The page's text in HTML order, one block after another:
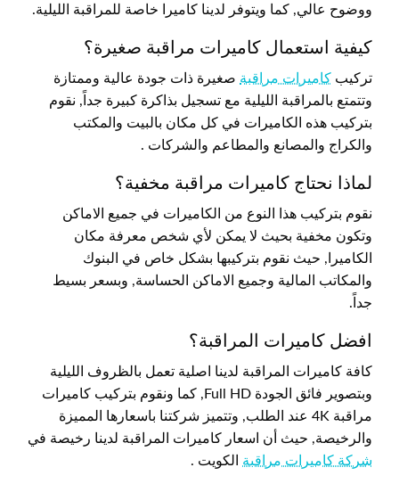
ووضوح عالي, كما ويتوفر لدينا كاميرا خاصة للمراقبة الليلية.
كيفية استعمال كاميرات مراقبة صغيرة؟
تركيب كاميرات مراقبة صغيرة ذات جودة عالية وممتازة
وتتمتع بالمراقبة الليلية مع تسجيل بذاكرة كبيرة جداً, نقوم
بتركيب هذه الكاميرات في كل مكان بالبيت والمكتب
والكراج والمصانع والمطاعم والشركات .
لماذا نحتاج كاميرات مراقبة مخفية؟
نقوم بتركيب هذا النوع من الكاميرات في جميع الاماكن
وتكون مخفية بحيث لا يمكن لأي شخص معرفة مكان
الكاميرا, حيث نقوم بتركيبها بشكل خاص في البنوك
والمكاتب المالية وجميع الاماكن الحساسة, وبسعر بسيط
جداً.
افضل كاميرات المراقبة؟
كافة كاميرات المراقبة لدينا اصلية تعمل بالظروف الليلية
وبتصوير فائق الجودة Full HD, كما ونقوم بتركيب كاميرات
مراقبة 4K عند الطلب, وتتميز شركتنا باسعارها المميزة
والرخيصة, حيث أن اسعار كاميرات المراقبة لدينا رخيصة في
شركة كاميرات مراقبة الكويت .